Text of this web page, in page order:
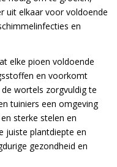
uit elkaar voor voldoende
en
elke pioen voldoende
en voorkomt
wortels zorgvuldig te
tuiniers een omgeving
sterke stelen en
juiste plantdiepte en
gezondheid en